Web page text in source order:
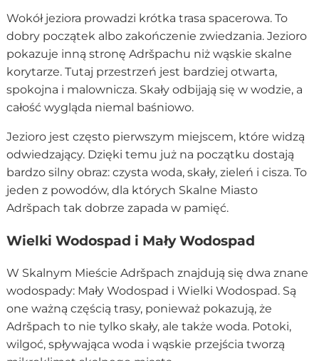
Wokół jeziora prowadzi krótka trasa spacerowa. To
dobry początek albo zakończenie zwiedzania. Jezioro
pokazuje inną stronę Adršpachu niż wąskie skalne
korytarze. Tutaj przestrzeń jest bardziej otwarta,
spokojna i malownicza. Skały odbijają się w wodzie, a
całość wygląda niemal baśniowo.
Jezioro jest często pierwszym miejscem, które widzą
odwiedzający. Dzięki temu już na początku dostają
bardzo silny obraz: czysta woda, skały, zieleń i cisza. To
jeden z powodów, dla których Skalne Miasto
Adršpach tak dobrze zapada w pamięć.
Wielki Wodospad i Mały Wodospad
W Skalnym Mieście Adršpach znajdują się dwa znane
wodospady: Mały Wodospad i Wielki Wodospad. Są
one ważną częścią trasy, ponieważ pokazują, że
Adršpach to nie tylko skały, ale także woda. Potoki,
wilgoć, spływająca woda i wąskie przejścia tworzą